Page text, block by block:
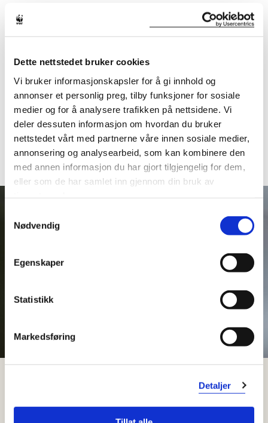
Dette nettstedet bruker cookies
Vi bruker informasjonskapsler for å gi innhold og
annonser et personlig preg, tilby funksjoner for sosiale
medier og for å analysere trafikken på nettsidene. Vi
deler dessuten informasjon om hvordan du bruker
nettstedet vårt med partnerne våre innen sosiale medier,
annonsering og analysearbeid, som kan kombinere den
med annen informasjon du har gjort tilgjengelig for dem,
eller som de har samlet inn gjennom din bruk av
Nødvendig
Egenskaper
Statistikk
Markedsføring
Detaljer
av furubark og morkne trefliser. Bruken av furubark kan
være gunstig for spettmeisunger da det blir dårligere
Spettmeisen legger 4-8 egg i april-mai. Hunnen forsvarer
reiret mot mulige inntrengere, inkludert mot fugler så
store som flaggspett. Spettmeisungene utvikles noe
seinere enn fugleunger av tilsvarende store arter, og de
holder seg i reiret i om lag tre uker. Ungene forlater
reiret før de kan fly selv, men de bruker de sterke føttene
til å klatre rundt i reirtreet.